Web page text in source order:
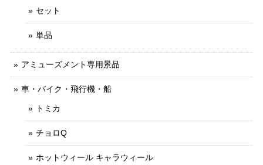
セット
単品
アミューズメント専用景品
車・バイク・飛行機・船
トミカ
チョロQ
ホットウィール キャラウィール